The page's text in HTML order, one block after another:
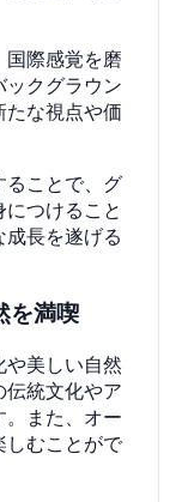
際感覚を磨
ックグラウン
たな視点や価
ることで、グ
つけること
長を遂げる
を満喫
や美しい自然
伝統文化やア
。また、オー
しむことがで